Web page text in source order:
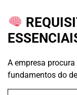
A empresa
fundamentos do